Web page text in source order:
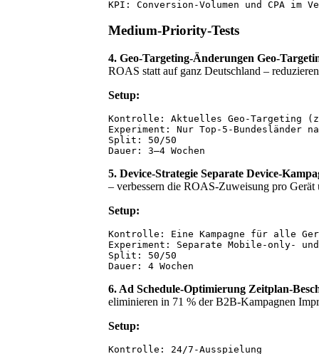
Medium-Priority-Tests
4. Geo-Targeting-Änderungen Geo-
ROAS statt auf ganz Deutschland –
Setup:
Kontrolle: Aktuelles Geo-Targeting
Experiment: Nur Top-5-Bundesländer
Split: 50/50
5. Device-Strategie Separate Device-
– verbessern die ROAS-Zuweisung pro
Setup:
Kontrolle: Eine Kampagne für alle
Experiment: Separate Mobile-only- und
Split: 50/50
6. Ad Schedule-Optimierung Zeitplan-
eliminieren in 71 % der B2B-Kampagnen
Setup:
Kontrolle: 24/7-Ausspielung